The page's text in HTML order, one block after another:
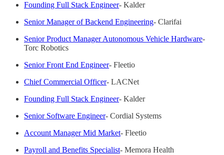
Founding Full Stack Engineer- Kalder
Senior Manager of Backend Engineering- Clarifai
Senior Product Manager Autonomous Vehicle Hardware-
Torc Robotics
Senior Front End Engineer- Fleetio
Chief Commercial Officer- LACNet
Founding Full Stack Engineer- Kalder
Senior Software Engineer- Cordial Systems
Account Manager Mid Market- Fleetio
Payroll and Benefits Specialist- Memora Health